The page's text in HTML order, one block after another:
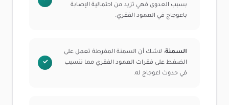
بسبب العدوى فهي تزيد من احتمالية الإصابة
باعوجاج في العمود الفقري.
السمنة: لاشك أن السمنة المفرطة تعمل على
الضغط على فقرات العمود الفقري مما تتسبب
في حدوث اعوجاج له.